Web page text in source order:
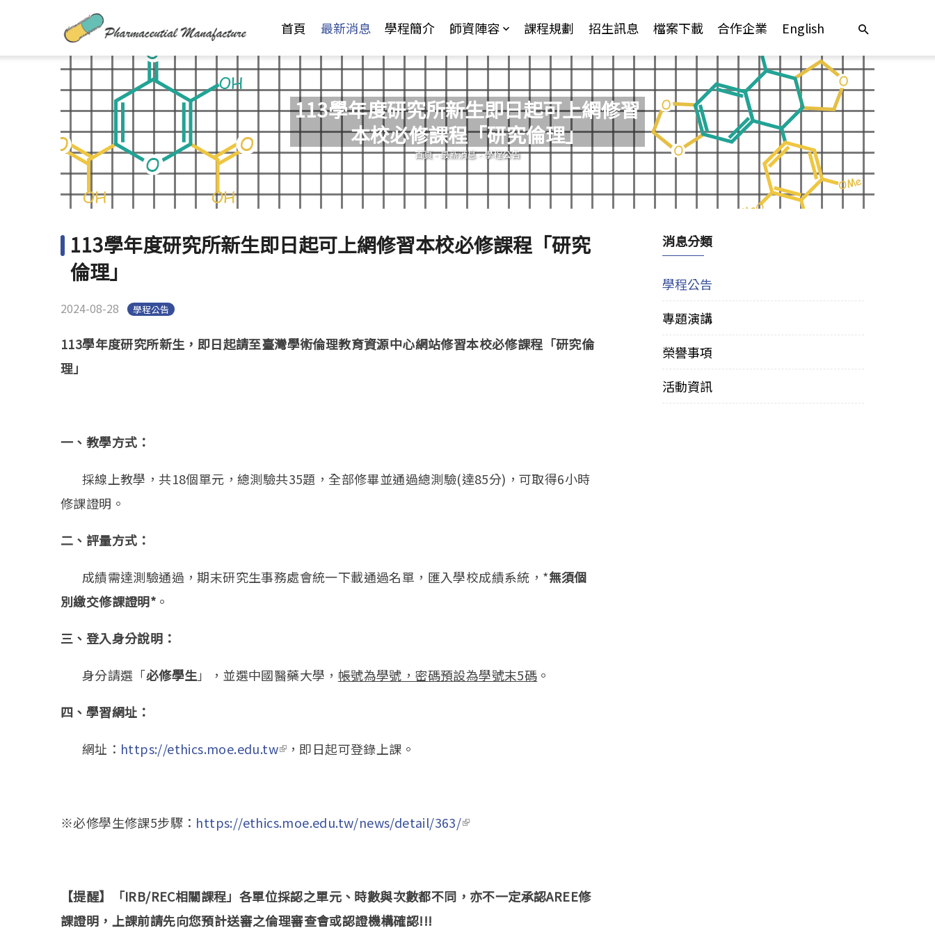
首頁 最新消息 學程簡介 師資陣容 課程規劃 招生訊息 檔案下載 合作企業 English
113學年度研究所新生即日起可上網修習
本校必修課程「研究倫理」
您在這裡
首頁-最新消息-學程公告
113學年度研究所新生即日起可上網修習本校必修課程「研究
倫理」
2024-08-28 學程公告
113學年度研究所新生，即日起請至臺灣學術倫理教育資源中心網站修習本校必修課程「研究倫
理」
一、教學方式：
採線上教學，共18個單元，總測驗共35題，全部修畢並通過總測驗(達85分)，可取得6小時
修課證明。
二、評量方式：
成績需達測驗通過，期末研究生事務處會統一下載通過名單，匯入學校成績系統，*無須個
別繳交修課證明* 。
三、登入身分說明：
身分請選「必修學生」，並選中國醫藥大學， 帳號為學號，密碼預設為學號末5碼 。
四、學習網址：
網址： https://ethics.moe.edu.tw(link is external)
，即日起可登錄上課。
※必修學生修課5步驟： https://ethics.moe.edu.tw/news/detail/363/(link is external)
【提醒】「IRB/REC相關課程」各單位採認之單元、時數與次數都不同，亦不一定承認AREE修
課證明，上課前請先向您預計送審之倫理審查會或認證機構確認!!!
消息分類
學程公告
專題演講
榮譽事項
活動資訊